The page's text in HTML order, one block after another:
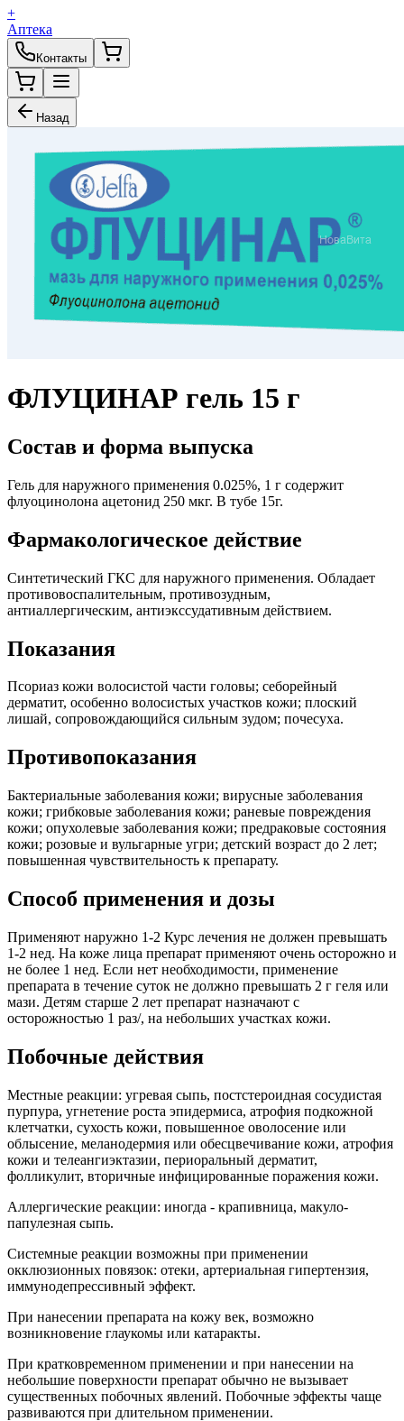
+
Аптека
Контакты
Назад
ФЛУЦИНАР гель 15 г
Состав и форма выпуска
Гель для наружного применения 0.025%, 1 г содержит
флуоцинолона ацетонид 250 мкг. В тубе 15г.
Фармакологическое действие
Синтетический ГКС для наружного применения. Обладает
противовоспалительным, противозудным,
антиаллергическим, антиэкссудативным действием.
Показания
Псориаз кожи волосистой части головы; себорейный
дерматит, особенно волосистых участков кожи; плоский
лишай, сопровождающийся сильным зудом; почесуха.
Противопоказания
Бактериальные заболевания кожи; вирусные заболевания
кожи; грибковые заболевания кожи; раневые повреждения
кожи; опухолевые заболевания кожи; предраковые состояния
кожи; розовые и вульгарные угри; детский возраст до 2 лет;
повышенная чувствительность к препарату.
Способ применения и дозы
Применяют наружно 1-2 Курс лечения не должен превышать
1-2 нед. На коже лица препарат применяют очень осторожно и
не более 1 нед. Если нет необходимости, применение
препарата в течение суток не должно превышать 2 г геля или
мази. Детям старше 2 лет препарат назначают с
осторожностью 1 раз/, на небольших участках кожи.
Побочные действия
Местные реакции: угревая сыпь, постстероидная сосудистая
пурпура, угнетение роста эпидермиса, атрофия подкожной
клетчатки, сухость кожи, повышенное оволосение или
облысение, меланодермия или обесцвечивание кожи, атрофия
кожи и телеангиэктазии, периоральный дерматит,
фолликулит, вторичные инфицированные поражения кожи.
Аллергические реакции: иногда - крапивница, макуло-
папулезная сыпь.
Системные реакции возможны при применении
окклюзионных повязок: отеки, артериальная гипертензия,
иммунодепрессивный эффект.
При нанесении препарата на кожу век, возможно
возникновение глаукомы или катаракты.
При кратковременном применении и при нанесении на
небольшие поверхности препарат обычно не вызывает
существенных побочных явлений. Побочные эффекты чаще
развиваются при длительном применении.